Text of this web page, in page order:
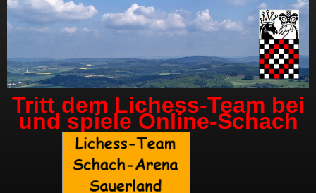
Tritt dem Lichess-Team bei
und spiele Online-Schach